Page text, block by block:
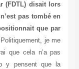
(FDTL) disait lors
pas tombé en
que par
je me
que cela n’a pas
y pensent que la